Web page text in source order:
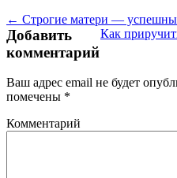
← Строгие матери —
Как
Добавить
комментарий
Ваш адрес email не будет
помечены *
Комментарий